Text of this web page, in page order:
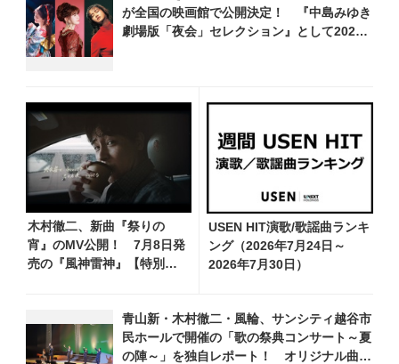
が全国の映画館で公開決定！ 『中島みゆき
劇場版「夜会」セレクション』として2026
木村徹二、新曲『祭りの
宵』のMV公開！ 7月8日発
売の『風神雷神』【特別
USEN HIT演歌/歌謡曲ランキ
ング（2026年7月24日～
2026年7月30日）
青山新・木村徹二・風輪、サンシティ越谷市
民ホールで開催の「歌の祭典コンサート～夏
の陣～」を独自レポート！ オリジナル曲か